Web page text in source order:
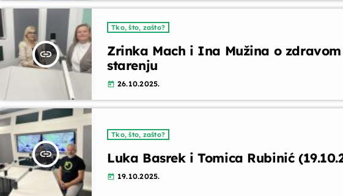
insert_link
Tko, što, zašto?
Zrinka Mach i Ina Mužina o
starenju
today 26.10.2025.
insert_link
Tko, što, zašto?
Luka Basrek i Tomica Rubinić
today 19.10.2025.